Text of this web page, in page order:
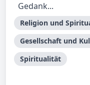
Gedank...
Religion und
Gesellschaft und
Spiritualität